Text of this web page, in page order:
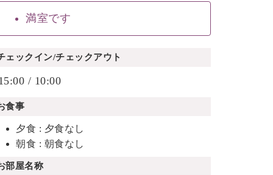
満室です
ェックイン/チェックアウト
/ 10:00
食事
夕食 : 夕食なし
朝食 : 朝食なし
部屋名称